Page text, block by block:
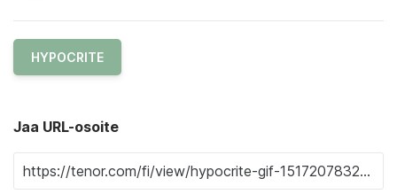
HYPOCRITE
Jaa URL-osoite